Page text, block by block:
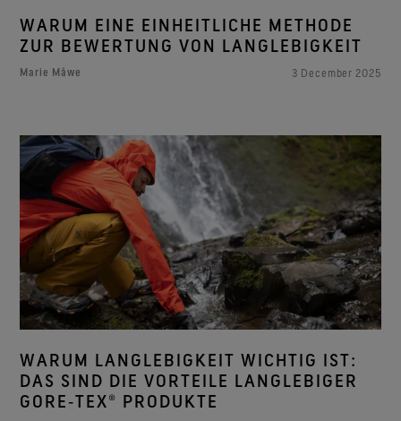
WARUM EINE EINHEITLICHE METHODE
ZUR BEWERTUNG VON LANGLEBIGKEIT
Marie Måwe 3 December 2025
WARUM LANGLEBIGKEIT WICHTIG IST:
DAS SIND DIE VORTEILE LANGLEBIGER
GORE‑TEX® PRODUKTE